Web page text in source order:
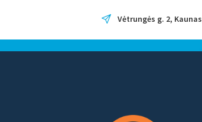
Vėtrungės g. 2, Kaunas